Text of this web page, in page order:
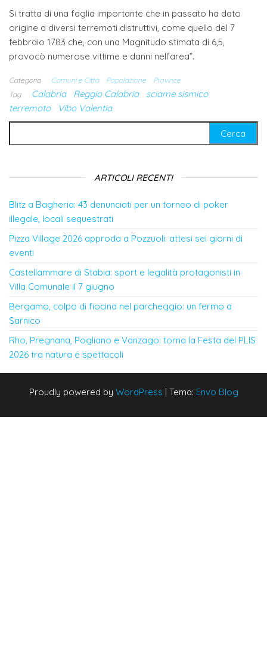
Si tratta di una faglia importante che in passato ha dato
origine a diversi terremoti distruttivi, come quello del 7
febbraio 1783 che, con una Magnitudo stimata di 6,5,
provocò numerose vittime e danni nell’area”.
Categoria Comuni e Città Popolazione
Province
Tag
Calabria Reggio Calabria
sciame sismico
terremoto
Vibo Valentia
ARTICOLI RECENTI
Blitz a Bagheria: 43 denunciati per un torneo di poker
illegale, locali sequestrati
Pizza Village 2026 approda a Pozzuoli: attesi sei giorni di
eventi
Castellammare di Stabia: sport e legalità protagonisti in
Villa Comunale il 7 giugno
Bergamo, colpo di fiocina nel parcheggio: un fermo a
Sarnico
Rho, Pregnana, Pogliano e Vanzago: torna la Festa del PLIS
2026 tra natura e spettacoli
Proudly powered by WordPress | Tema: Envo Blog